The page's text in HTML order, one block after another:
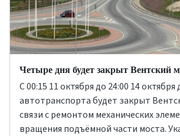
Четыре дня будет закрыт Вентский
С 00:15 11 октября до 24:00 14 октября
автотранспорта будет закрыт
связи с ремонтом механических
вращения подъёмной части моста.